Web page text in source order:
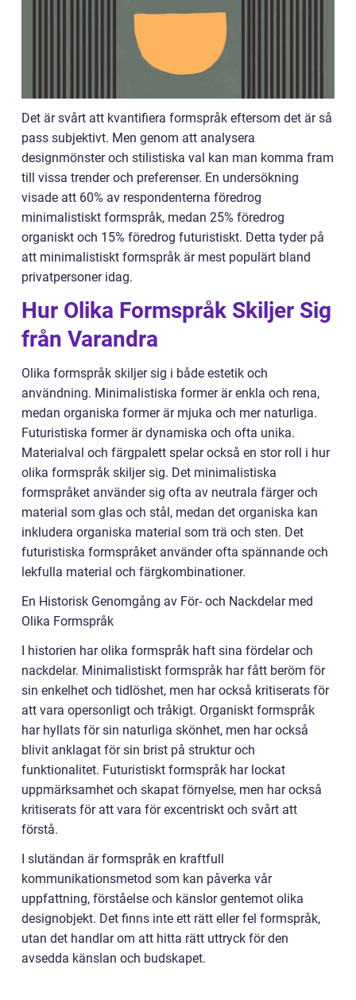
Det är svårt att kvantifiera formspråk eftersom det är så
pass subjektivt. Men genom att analysera
designmönster och stilistiska val kan man komma fram
till vissa trender och preferenser. En undersökning
visade att 60% av respondenterna föredrog
minimalistiskt formspråk, medan 25% föredrog
organiskt och 15% föredrog futuristiskt. Detta tyder på
att minimalistiskt formspråk är mest populärt bland
privatpersoner idag.
Hur Olika Formspråk Skiljer Sig
från Varandra
Olika formspråk skiljer sig i både estetik och
användning. Minimalistiska former är enkla och rena,
medan organiska former är mjuka och mer naturliga.
Futuristiska former är dynamiska och ofta unika.
Materialval och färgpalett spelar också en stor roll i hur
olika formspråk skiljer sig. Det minimalistiska
formspråket använder sig ofta av neutrala färger och
material som glas och stål, medan det organiska kan
inkludera organiska material som trä och sten. Det
futuristiska formspråket använder ofta spännande och
lekfulla material och färgkombinationer.
En Historisk Genomgång av För- och Nackdelar med
Olika Formspråk
I historien har olika formspråk haft sina fördelar och
nackdelar. Minimalistiskt formspråk har fått beröm för
sin enkelhet och tidlöshet, men har också kritiserats för
att vara opersonligt och tråkigt. Organiskt formspråk
har hyllats för sin naturliga skönhet, men har också
blivit anklagat för sin brist på struktur och
funktionalitet. Futuristiskt formspråk har lockat
uppmärksamhet och skapat förnyelse, men har också
kritiserats för att vara för excentriskt och svårt att
förstå.
I slutändan är formspråk en kraftfull
kommunikationsmetod som kan påverka vår
uppfattning, förståelse och känslor gentemot olika
designobjekt. Det finns inte ett rätt eller fel formspråk,
utan det handlar om att hitta rätt uttryck för den
avsedda känslan och budskapet.